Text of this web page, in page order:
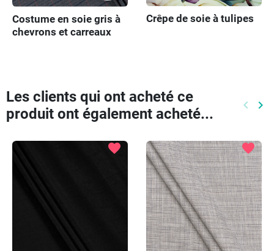
Costume en soie gris à
chevrons et carreaux
Crêpe de soie à tulipes
Les clients qui ont acheté ce
produit ont également acheté...
keyboard_arrow_left keyboard_arrow_right
favorite favorite